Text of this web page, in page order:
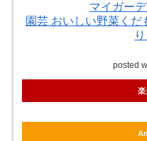
マイガー
園芸 おいしい野菜くだ
posted
楽